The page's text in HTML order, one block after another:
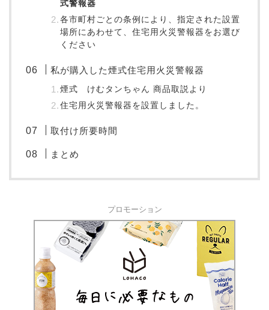
式警報器
各市町村ごとの条例により、指定された設置
場所にあわせて、住宅用火災警報器をお選び
ください
私が購入した煙式住宅用火災警報器
煙式 けむタンちゃん 商品取説より
住宅用火災警報器を設置しました。
取付け所要時間
まとめ
プロモーション